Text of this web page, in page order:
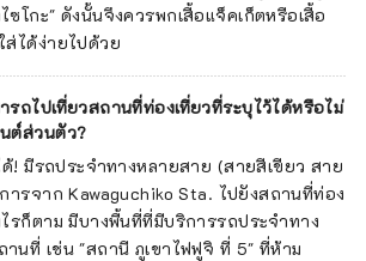
ซโกะ" ดังนั้นจึงควรพกเสื้อแจ็คเก็ตหรือเสื้อ
ส่ได้ง่ายไปด้วย
ถไปเที่ยวสถานที่ท่องเที่ยวที่ระบุไว้ได้หรือไม่
ต์ส่วนตัว?
ด้! มีรถประจำทางหลายสาย (สายสีเขียว สาย
ารจาก Kawaguchiko Sta. ไปยังสถานที่ท่อง
รก็ตาม มีบางพื้นที่ที่มีบริการรถประจำทาง
านที่ เช่น "สถานี ภูเขาไฟฟูจิ ที่ 5" ที่ห้าม